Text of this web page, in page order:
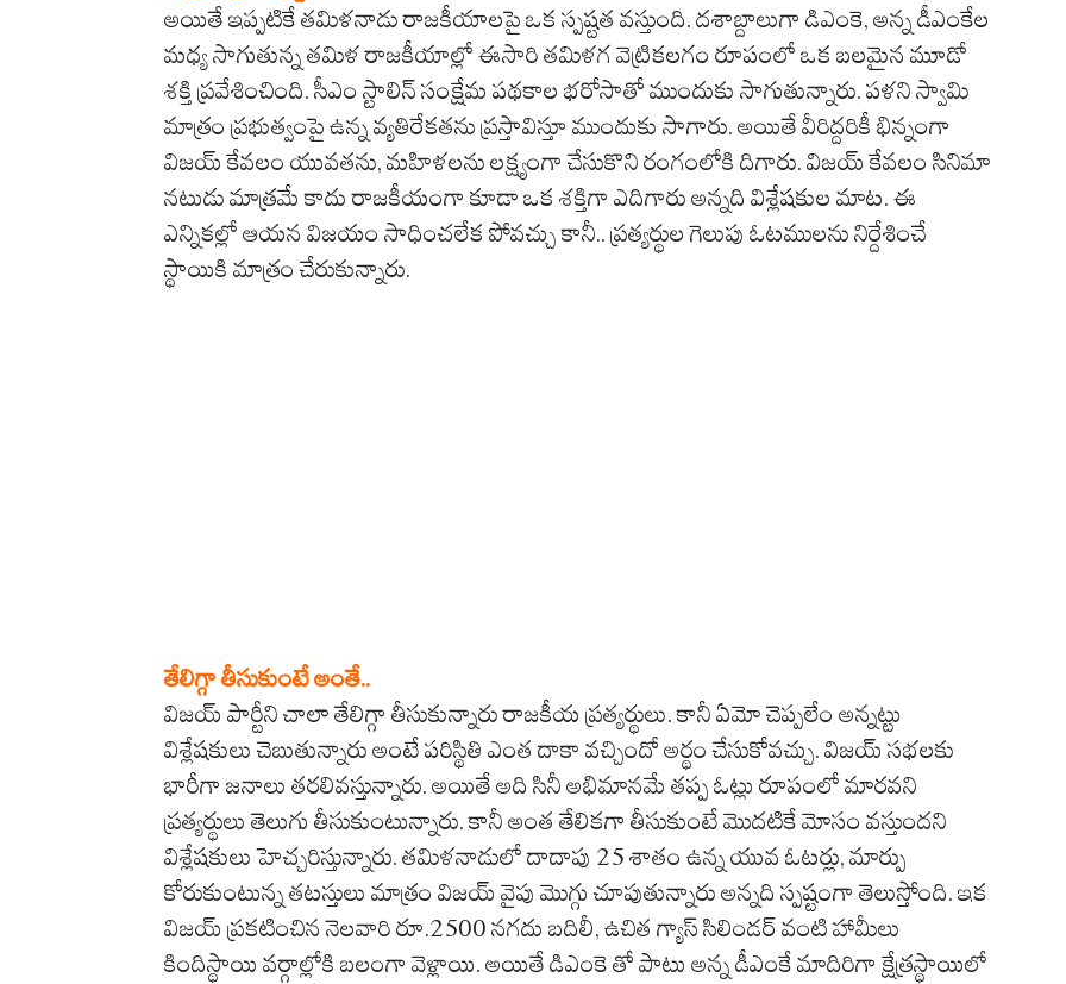
అయితే ఇప్పటికే తమిళనాడు రాజకీయాలపై ఒక స్పష్టత వస్తుంది. దశాబ్దాలుగా డిఎంకె, అన్న డీఎంకేల
మధ్య సాగుతున్న తమిళ రాజకీయాల్లో ఈసారి తమిళగ వెట్రికలగం రూపంలో ఒక బలమైన మూడో
శక్తి ప్రవేశించింది. సీఎం స్టాలిన్ సంక్షేమ పథకాల భరోసాతో ముందుకు సాగుతున్నారు. పళని స్వామి
మాత్రం ప్రభుత్వంపై ఉన్న వ్యతిరేకతను ప్రస్తావిస్తూ ముందుకు సాగారు. అయితే వీరిద్దరికీ భిన్నంగా
విజయ్ కేవలం యువతను, మహిళలను లక్ష్యంగా చేసుకొని రంగంలోకి దిగారు. విజయ్ కేవలం సినిమా
నటుడు మాత్రమే కాదు రాజకీయంగా కూడా ఒక శక్తిగా ఎదిగారు అన్నది విశ్లేషకుల మాట. ఈ
ఎన్నికల్లో ఆయన విజయం సాధించలేక పోవచ్చు కానీ.. ప్రత్యర్థుల గెలుపు ఓటములను నిర్దేశించే
స్థాయికి మాత్రం చేరుకున్నారు.
తేలిగ్గా తీసుకుంటే అంతే..
విజయ్ పార్టీని చాలా తేలిగ్గా తీసుకున్నారు రాజకీయ ప్రత్యర్థులు. కానీ ఏమో చెప్పలేం అన్నట్టు
విశ్లేషకులు చెబుతున్నారు అంటే పరిస్థితి ఎంత దాకా వచ్చిందో అర్థం చేసుకోవచ్చు. విజయ్ సభలకు
భారీగా జనాలు తరలివస్తున్నారు. అయితే అది సినీ అభిమానమే తప్ప ఓట్లు రూపంలో మారవని
ప్రత్యర్థులు తెలుగు తీసుకుంటున్నారు. కానీ అంత తేలికగా తీసుకుంటే మొదటికే మోసం వస్తుందని
విశ్లేషకులు హెచ్చరిస్తున్నారు. తమిళనాడులో దాదాపు 25 శాతం ఉన్న యువ ఓటర్లు, మార్పు
కోరుకుంటున్న తటస్తులు మాత్రం విజయ్ వైపు మొగ్గు చూపుతున్నారు అన్నది స్పష్టంగా తెలుస్తోంది. ఇక
విజయ్ ప్రకటించిన నెలవారి రూ.2500 నగదు బదిలీ, ఉచిత గ్యాస్ సిలిండర్ వంటి హామీలు
కిందిస్థాయి వర్గాల్లోకి బలంగా వెళ్లాయి. అయితే డిఎంకె తో పాటు అన్న డీఎంకే మాదిరిగా క్షేత్రస్థాయిలో